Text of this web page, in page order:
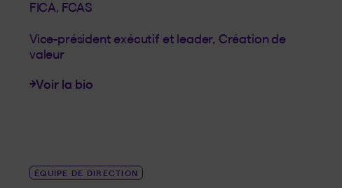
FICA, FCAS
Vice-président exécutif et leader, Création de
valeur
Voir la bio
LINK_SR_DE Sylvain Nolet
ÉQUIPE DE DIRECTION